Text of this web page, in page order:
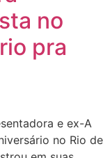
no
pra
e ex-A
no Rio de